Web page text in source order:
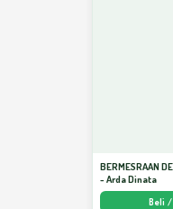
BERMESRAAN
- Arda Dinata
Beli